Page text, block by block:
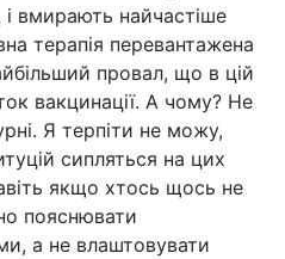
вмирають найчастіше
терапія перевантажена
провал, що в цій
вакцинації. А чому? Не
Я терпіти не можу,
сипляться на цих
якщо хтось щось не
пояснювати
а не влаштовувати